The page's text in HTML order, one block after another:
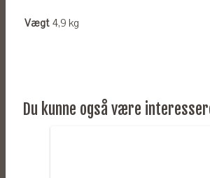
Vægt 4,9 kg
Du kunne også være